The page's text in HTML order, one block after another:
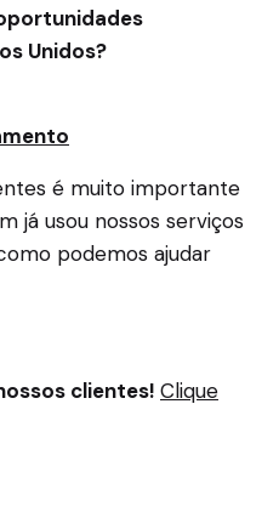
Unidos?
é muito importante
já usou nossos serviços
podemos ajudar
clientes! Clique